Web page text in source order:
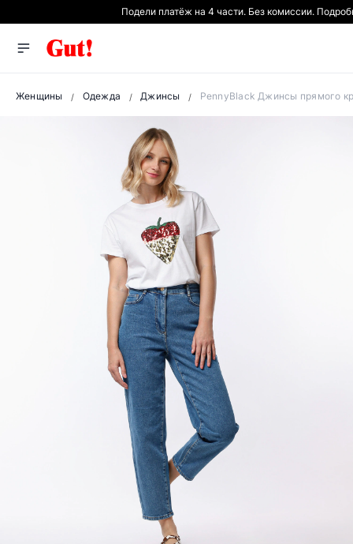
Подели платёж на 4 части. Без комиссии.
Женщины Одежда Джинсы PennyBlack Джинсы прямого